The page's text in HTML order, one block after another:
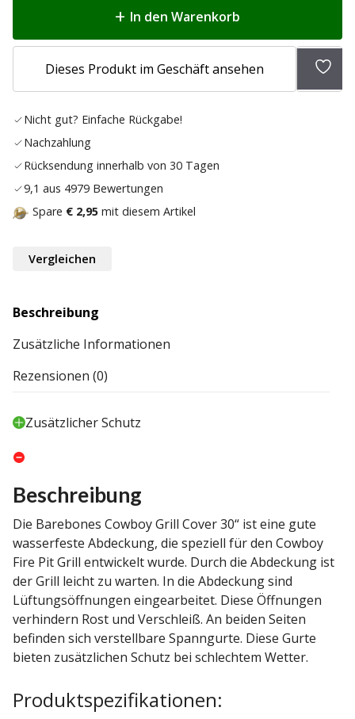
In den Warenkorb
Dieses Produkt im Geschäft ansehen
Zur
Nicht gut? Einfache Rückgabe!
Nachzahlung
Rücksendung innerhalb von 30 Tagen
9,1 aus 4979 Bewertungen
Spare € 2,95 mit diesem Artikel
Vergleichen
Beschreibung
Zusätzliche Informationen
Rezensionen (0)
Zusätzlicher Schutz
Beschreibung
Die Barebones Cowboy Grill Cover 30“ ist eine gute
wasserfeste Abdeckung, die speziell für den Cowboy
Fire Pit Grill entwickelt wurde. Durch die Abdeckung ist
der Grill leicht zu warten. In die Abdeckung sind
Lüftungsöffnungen eingearbeitet. Diese Öffnungen
verhindern Rost und Verschleiß. An beiden Seiten
befinden sich verstellbare Spanngurte. Diese Gurte
bieten zusätzlichen Schutz bei schlechtem Wetter.
Produktspezifikationen: